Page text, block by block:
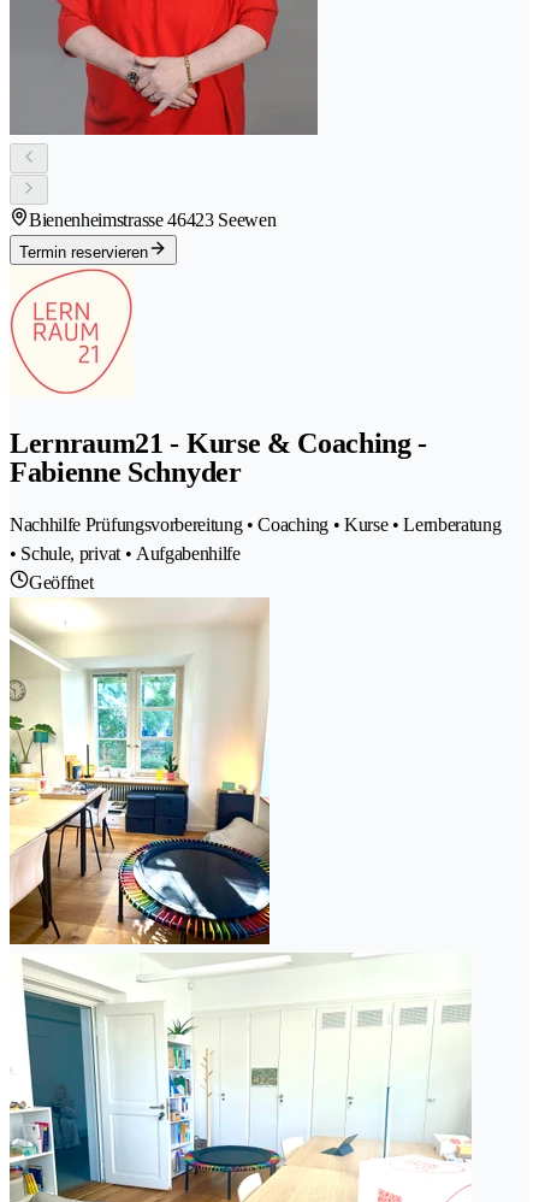
Bienenheimstrasse 46423 Seewen
Termin reservieren
Lernraum21 - Kurse & Coaching -
Fabienne Schnyder
Nachhilfe Prüfungsvorbereitung • Coaching • Kurse • Lernberatung
• Schule, privat • Aufgabenhilfe
Geöffnet